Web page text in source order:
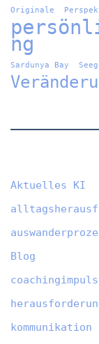
Originale
ng
Sardunya Bay
Aktuelles KI
Blog
kommunikation